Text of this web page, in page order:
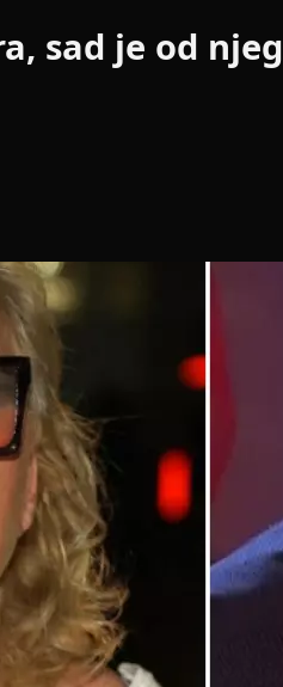
sad je od